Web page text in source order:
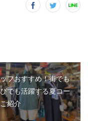
フおすすめ！街でも
でも活躍する夏コー
紹介